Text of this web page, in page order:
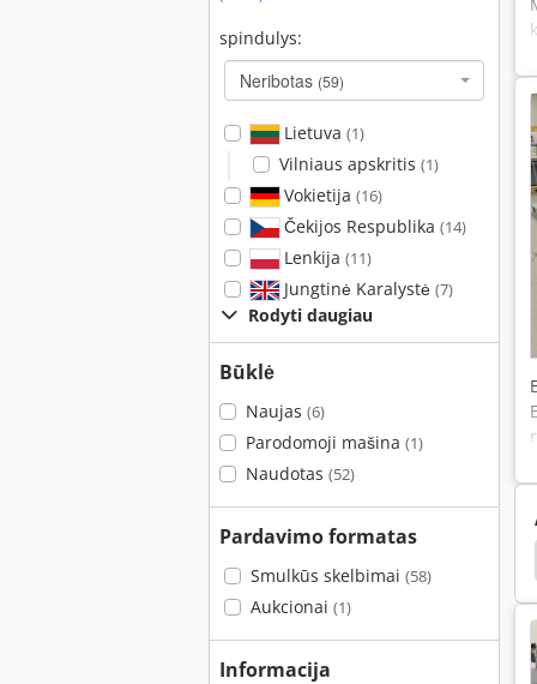
spindulys:
Neribotas (59)
Lietuva (1)
Vilniaus apskritis (1)
Vokietija (16)
Čekijos Respublika (14)
Lenkija (11)
Jungtinė Karalystė (7)
Rodyti daugiau
Būklė
Naujas (6)
Parodomoji mašina (1)
Naudotas (52)
Pardavimo formatas
Smulkūs skelbimai (58)
Aukcionai (1)
Informacija